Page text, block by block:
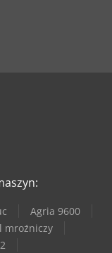
Agria 9600
mroźniczy